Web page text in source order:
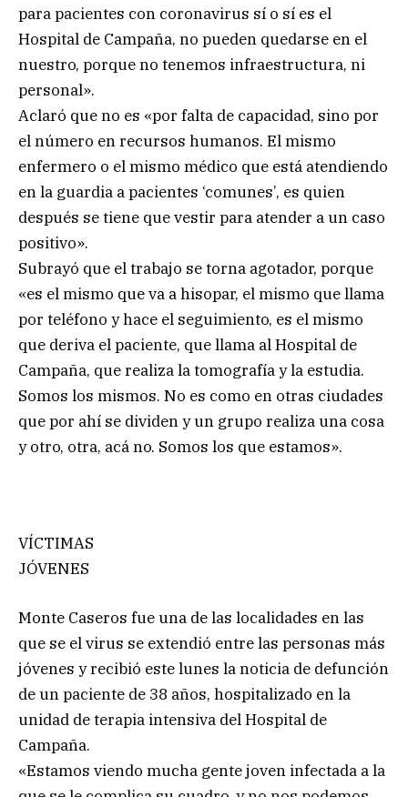
para pacientes con coronavirus sí o sí es el
Hospital de Campaña, no pueden quedarse en el
nuestro, porque no tenemos infraestructura, ni
personal».
Aclaró que no es «por falta de capacidad, sino por
el número en recursos humanos. El mismo
enfermero o el mismo médico que está atendiendo
en la guardia a pacientes ‘comunes’, es quien
después se tiene que vestir para atender a un caso
positivo».
Subrayó que el trabajo se torna agotador, porque
«es el mismo que va a hisopar, el mismo que llama
por teléfono y hace el seguimiento, es el mismo
que deriva el paciente, que llama al Hospital de
Campaña, que realiza la tomografía y la estudia.
Somos los mismos. No es como en otras ciudades
que por ahí se dividen y un grupo realiza una cosa
y otro, otra, acá no. Somos los que estamos».
VÍCTIMAS
JÓVENES
Monte Caseros fue una de las localidades en las
que se el virus se extendió entre las personas más
jóvenes y recibió este lunes la noticia de defunción
de un paciente de 38 años, hospitalizado en la
unidad de terapia intensiva del Hospital de
Campaña.
«Estamos viendo mucha gente joven infectada a la